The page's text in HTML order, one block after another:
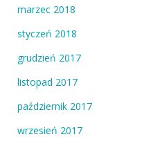
marzec 2018
styczeń 2018
grudzień 2017
listopad 2017
październik 2017
wrzesień 2017